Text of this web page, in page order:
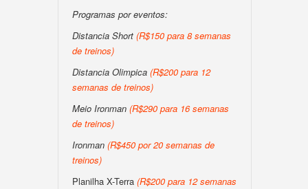
Programas por eventos:
Distancia Short (R$150 para 8 semanas
de treinos)
Distancia Olimpica (R$200 para 12
semanas de treinos)
Meio Ironman (R$290 para 16 semanas
de treinos)
Ironman (R$450 por 20 semanas de
treinos)
Planilha X-Terra (R$200 para 12 semanas